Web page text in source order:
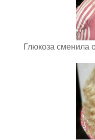
Глюкоза сменила